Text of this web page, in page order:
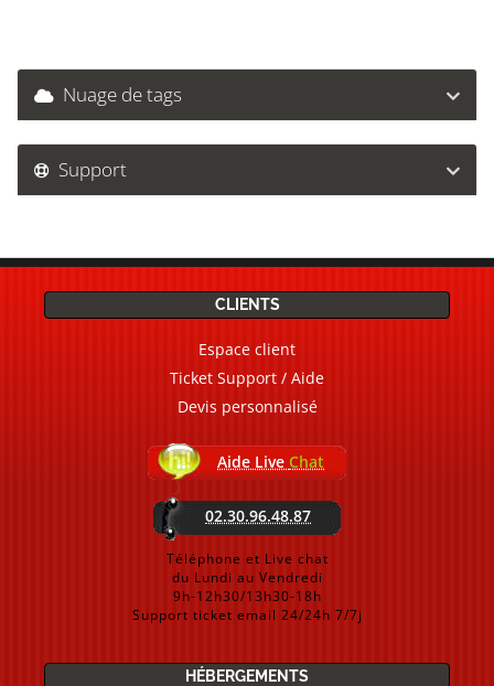
Nuage de tags
Support
CLIENTS
Espace client
Ticket Support / Aide
Devis personnalisé
Aide Live Chat
02.30.96.48.87
Téléphone et Live chat
du Lundi au Vendredi
9h-12h30/13h30-18h
Support ticket email 24/24h 7/7j
HÉBERGEMENTS